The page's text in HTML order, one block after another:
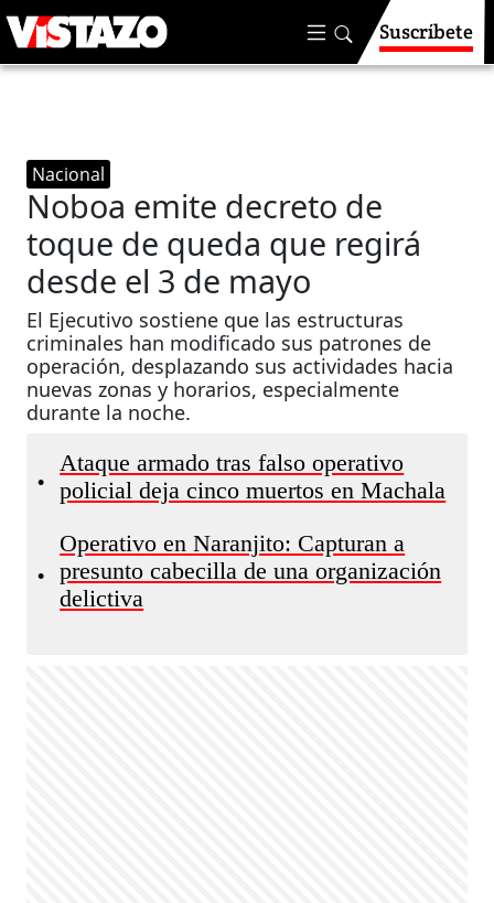
Suscríbete
Nacional
Noboa emite decreto de
toque de queda que regirá
desde el 3 de mayo
El Ejecutivo sostiene que las estructuras
criminales han modificado sus patrones de
operación, desplazando sus actividades hacia
nuevas zonas y horarios, especialmente
durante la noche.
•
Ataque armado tras falso operativo
policial deja cinco muertos en Machala
•
Operativo en Naranjito: Capturan a
presunto cabecilla de una organización
delictiva